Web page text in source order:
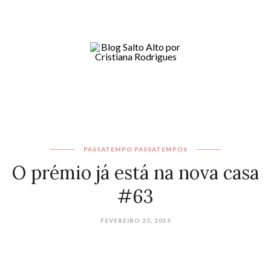
PASSATEMPO PASSATEMPOS
O prémio já está na nova casa
#63
FEVEREIRO 25, 2015